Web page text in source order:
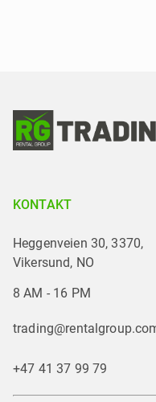
KONTAKT
Heggenveien 30, 3370,
Vikersund, NO
8 AM - 16 PM
+47 41 37 99 79